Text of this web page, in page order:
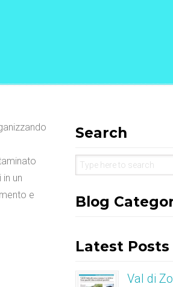
un
e
Search
Blog
Latest Posts
Val di